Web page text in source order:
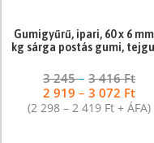
Gumigyűrű, ipari, 60 x 6
kg sárga postás gumi,
3 245–3 416Ft
2 919–3 072 Ft
(2 298–2 419 Ft + ÁFA)